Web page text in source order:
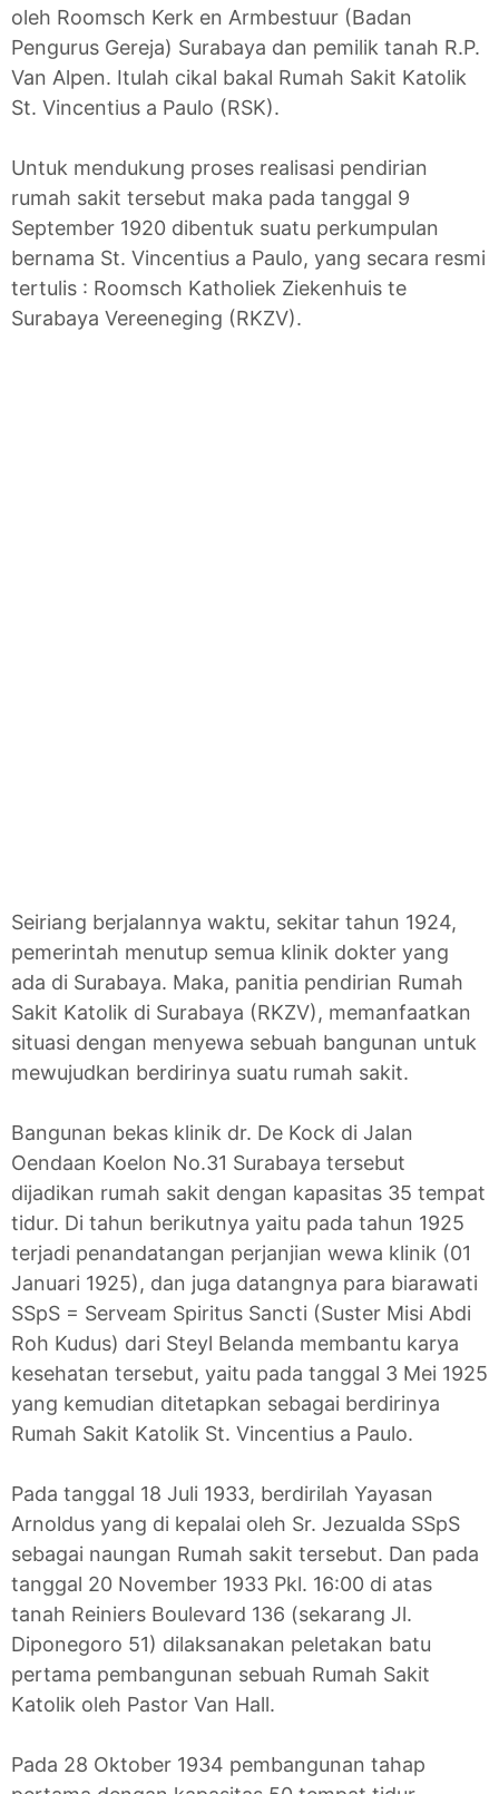
oleh Roomsch Kerk en Armbestuur (Badan
Pengurus Gereja) Surabaya dan pemilik tanah R.P.
Van Alpen. Itulah cikal bakal Rumah Sakit Katolik
St. Vincentius a Paulo (RSK).
Untuk mendukung proses realisasi pendirian
rumah sakit tersebut maka pada tanggal 9
September 1920 dibentuk suatu perkumpulan
bernama St. Vincentius a Paulo, yang secara resmi
tertulis : Roomsch Katholiek Ziekenhuis te
Surabaya Vereeneging (RKZV).
Seiriang berjalannya waktu, sekitar tahun 1924,
pemerintah menutup semua klinik dokter yang
ada di Surabaya. Maka, panitia pendirian Rumah
Sakit Katolik di Surabaya (RKZV), memanfaatkan
situasi dengan menyewa sebuah bangunan untuk
mewujudkan berdirinya suatu rumah sakit.
Bangunan bekas klinik dr. De Kock di Jalan
Oendaan Koelon No.31 Surabaya tersebut
dijadikan rumah sakit dengan kapasitas 35 tempat
tidur. Di tahun berikutnya yaitu pada tahun 1925
terjadi penandatangan perjanjian wewa klinik (01
Januari 1925), dan juga datangnya para biarawati
SSpS = Serveam Spiritus Sancti (Suster Misi Abdi
Roh Kudus) dari Steyl Belanda membantu karya
kesehatan tersebut, yaitu pada tanggal 3 Mei 1925
yang kemudian ditetapkan sebagai berdirinya
Rumah Sakit Katolik St. Vincentius a Paulo.
Pada tanggal 18 Juli 1933, berdirilah Yayasan
Arnoldus yang di kepalai oleh Sr. Jezualda SSpS
sebagai naungan Rumah sakit tersebut. Dan pada
tanggal 20 November 1933 Pkl. 16:00 di atas
tanah Reiniers Boulevard 136 (sekarang Jl.
Diponegoro 51) dilaksanakan peletakan batu
pertama pembangunan sebuah Rumah Sakit
Katolik oleh Pastor Van Hall.
Pada 28 Oktober 1934 pembangunan tahap